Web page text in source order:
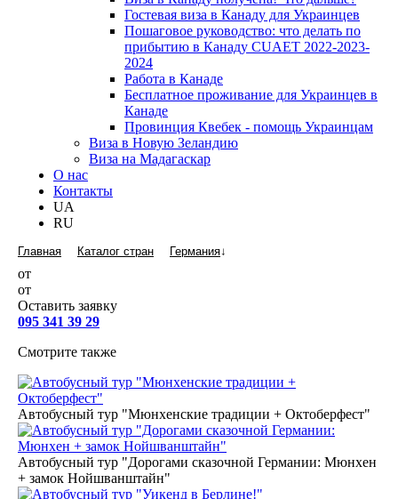
Гостевая виза в Канаду для Украинцев
Пошаговое руководство: что делать по
прибытию в Канаду CUAET 2022-2023-
2024
Работа в Канаде
Бесплатное проживание для Украинцев в
Канаде
Провинция Квебек - помощь Украинцам
Виза в Новую Зеландию
Виза на Мадагаскар
О нас
Контакты
UA
RU
Главная Каталог стран Германия↓
от
от
Оставить заявку
095 341 39 29
Смотрите также
Автобусный тур "Мюнхенские традиции + Октоберфест"
Автобусный тур "Дорогами сказочной Германии: Мюнхен
+ замок Нойшванштайн"